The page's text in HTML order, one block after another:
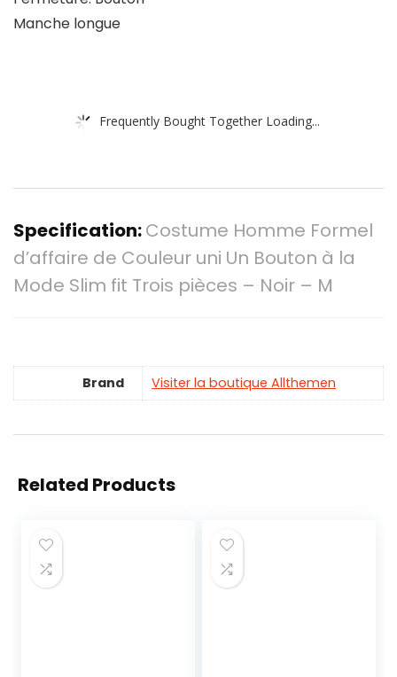
Manche longue
Frequently Bought Together Loading...
Specification:Costume Homme Formel
d’affaire de Couleur uni Un Bouton à la
Mode Slim fit Trois pièces – Noir – M
Brand Visiter la boutique Allthemen
Related Products